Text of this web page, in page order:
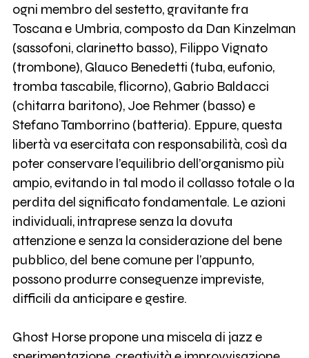
ogni membro del sestetto, gravitante fra
Toscana e Umbria, composto da Dan Kinzelman
(sassofoni, clarinetto basso), Filippo Vignato
(trombone), Glauco Benedetti (tuba, eufonio,
tromba tascabile, flicorno), Gabrio Baldacci
(chitarra baritono), Joe Rehmer (basso) e
Stefano Tamborrino (batteria). Eppure, questa
libertà va esercitata con responsabilità, così da
poter conservare l’equilibrio dell’organismo più
ampio, evitando in tal modo il collasso totale o la
perdita del significato fondamentale. Le azioni
individuali, intraprese senza la dovuta
attenzione e senza la considerazione del bene
pubblico, del bene comune per l’appunto,
possono produrre conseguenze impreviste,
difficili da anticipare e gestire.
Ghost Horse propone una miscela di jazz e